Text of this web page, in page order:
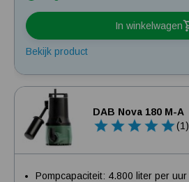
In winkelwagen
Bekijk product
DAB Nova 180 M-A
(1)
Pompcapaciteit: 4.800 liter per uur